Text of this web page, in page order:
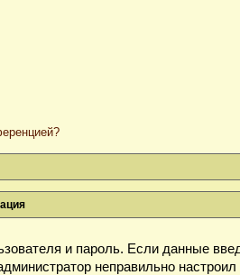
и пароль. Если данные
неправильно